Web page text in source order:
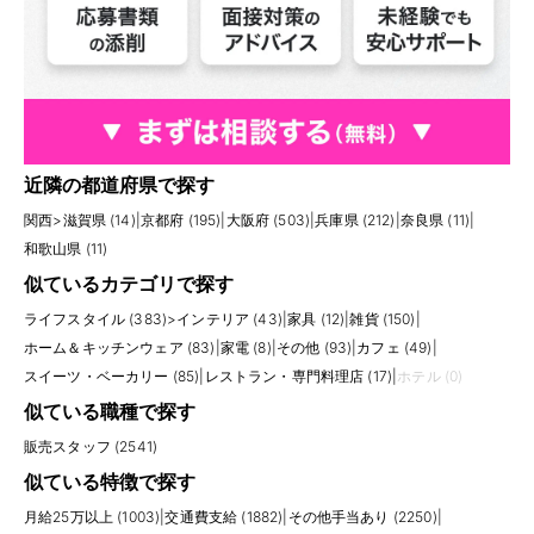
近隣の都道府県で探す
関西>滋賀県 (14) 京都府 (195) 大阪府 (503) |兵庫県 (212) 奈良県 (11)
和歌山県 (11)
似ているカテゴリで探す
ライフスタイル (383)>インテリア (43) |家具 (12) |雑貨 (150)
ホーム＆キッチンウェア (83) 家電 (8) その他 (93) カフェ (49)
スイーツ・ベーカリー (85) レストラン・専門料理店 (17) ホテル (0)
似ている職種で探す
販売スタッフ (2541)
似ている特徴で探す
月給25万以上 (1003) |交通費支給 (1882) その他手当あり (2250)